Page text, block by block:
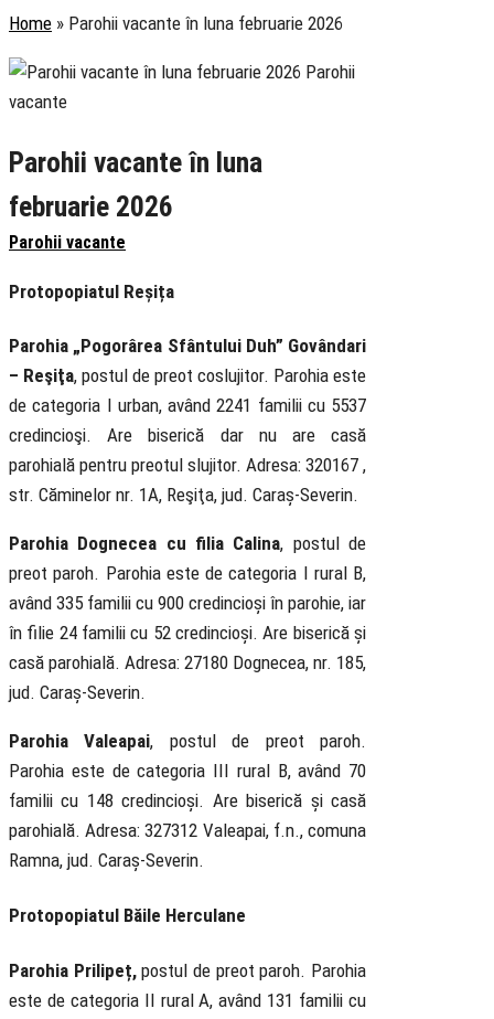
Home » Parohii vacante în luna februarie 2026
Parohii vacante în luna
februarie 2026
Parohii vacante
Protopopiatul Reșița
Parohia „Pogorârea Sfântului Duh” Govândari
– Reşiţa, postul de preot coslujitor. Parohia este
de categoria I urban, având 2241 familii cu 5537
credincioşi. Are biserică dar nu are casă
parohială pentru preotul slujitor. Adresa: 320167 ,
str. Căminelor nr. 1A, Reşiţa, jud. Caraș-Severin.
Parohia Dognecea cu filia Calina, postul de
preot paroh. Parohia este de categoria I rural B,
având 335 familii cu 900 credincioși în parohie, iar
în filie 24 familii cu 52 credincioși. Are biserică și
casă parohială. Adresa: 27180 Dognecea, nr. 185,
jud. Caraș-Severin.
Parohia Valeapai, postul de preot paroh.
Parohia este de categoria III rural B, având 70
familii cu 148 credincioși. Are biserică și casă
parohială. Adresa: 327312 Valeapai, f.n., comuna
Ramna, jud. Caraș-Severin.
Protopopiatul Băile Herculane
Parohia Prilipeț,postul de preot paroh. Parohia
este de categoria II rural A, având 131 familii cu